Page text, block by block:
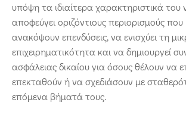
υπόψη τα ιδιαίτερα χαρακτηριστικά του
αποφεύγει οριζόντιους περιορισμούς
ανακόψουν επενδύσεις, να ενισχύει τη
επιχειρηματικότητα και να δημιουργεί
ασφάλειας δικαίου για όσους θέλουν να
επεκταθούν ή να σχεδιάσουν με
επόμενα βήματά τους.